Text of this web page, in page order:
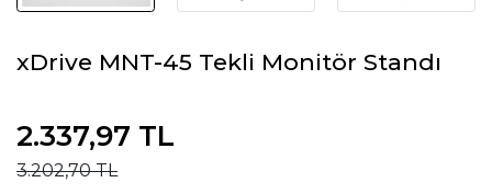
xDrive MNT-45 Tekli Monitör Standı
3.202,70 TL
2.337,97 TL